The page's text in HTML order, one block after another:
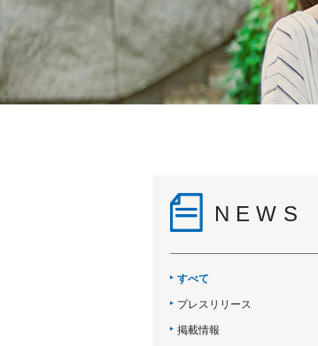
NEWS
すべて
プレスリリース
掲載情報